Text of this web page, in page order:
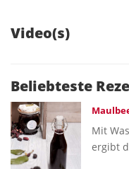
Video(s)
Beliebteste
Mit
ergibt